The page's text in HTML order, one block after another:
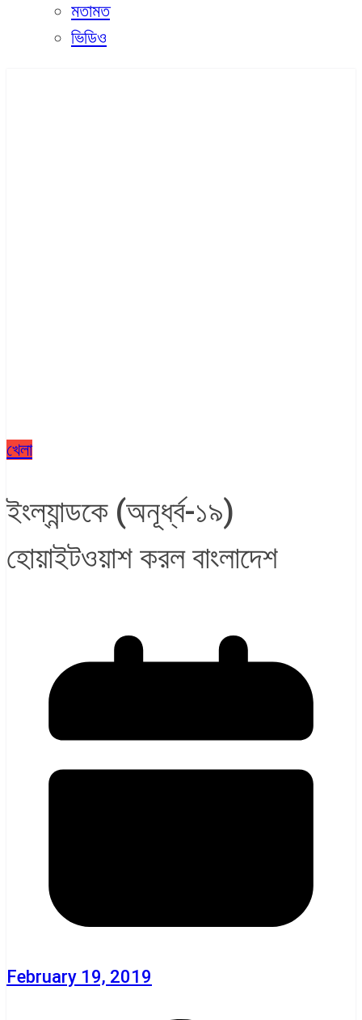
মতামত
ভিডিও
খেলা
ইংল্যান্ডকে (অনূর্ধ্ব-১৯)
হোয়াইটওয়াশ করল বাংলাদেশ
February 19, 2019